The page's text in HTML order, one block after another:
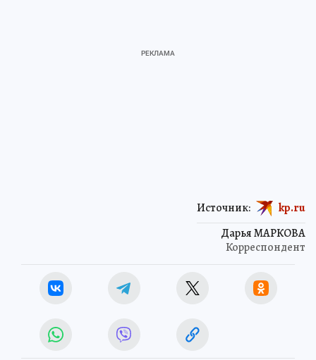
Дарья МАРКОВА
Корреспондент
Источник: kp.ru